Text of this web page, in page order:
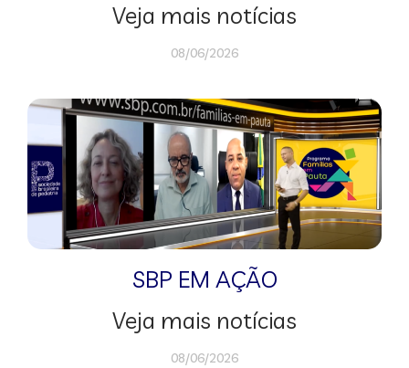
Veja mais notícias
08/06/2026
SBP EM AÇÃO
Veja mais notícias
08/06/2026